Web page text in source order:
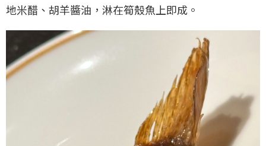
地米醋、胡羊醬油，淋在筍殼魚上即成。